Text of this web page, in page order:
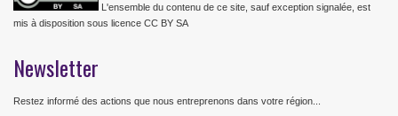
L'ensemble du contenu de ce site, sauf exception signalée, est
mis à disposition sous licence CC BY SA
Newsletter
Restez informé des actions que nous entreprenons dans votre région...